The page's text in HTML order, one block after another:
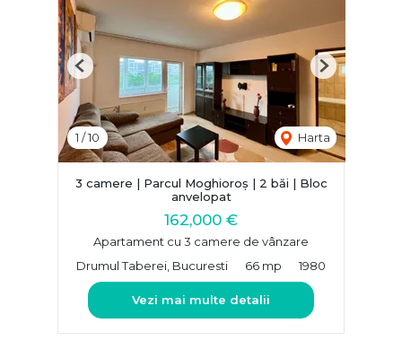
1 /10 Harta
Previous Next
3 camere | Parcul Moghioroș | 2 băi | Bloc
anvelopat
162,000 €
Apartament cu 3 camere de vânzare
Drumul Taberei, Bucuresti
66 mp 1980
Vezi mai multe detalii